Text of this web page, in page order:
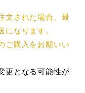
文された場合、最
になります。
ご購入をお願いい
更となる可能性が